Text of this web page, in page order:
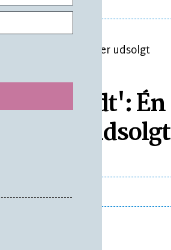
godt': Én
er udsolgt